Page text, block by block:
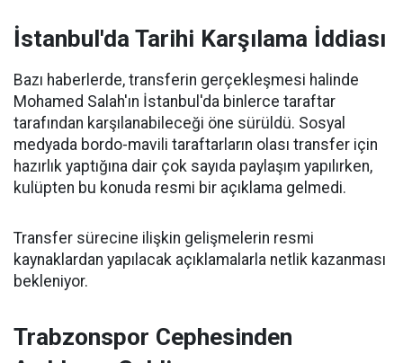
İstanbul'da Tarihi Karşılama İddiası
Bazı haberlerde, transferin gerçekleşmesi halinde
Mohamed Salah'ın İstanbul'da binlerce taraftar
tarafından karşılanabileceği öne sürüldü. Sosyal
medyada bordo-mavili taraftarların olası transfer için
hazırlık yaptığına dair çok sayıda paylaşım yapılırken,
kulüpten bu konuda resmi bir açıklama gelmedi.
Transfer sürecine ilişkin gelişmelerin resmi
kaynaklardan yapılacak açıklamalarla netlik kazanması
bekleniyor.
Trabzonspor Cephesinden